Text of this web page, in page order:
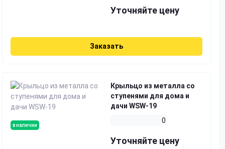
Уточняйте цену
Заказать
в наличии
Крыльцо из металла со
ступенями для дома и
дачи WSW-19
0
Уточняйте цену